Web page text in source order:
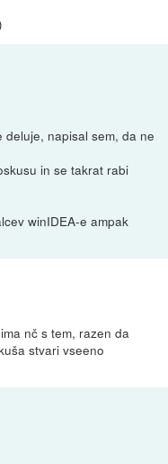
deluje, napisal sem, da ne
in se takrat rabi
winIDEA-e ampak
nč s tem, razen da
stvari vseeno